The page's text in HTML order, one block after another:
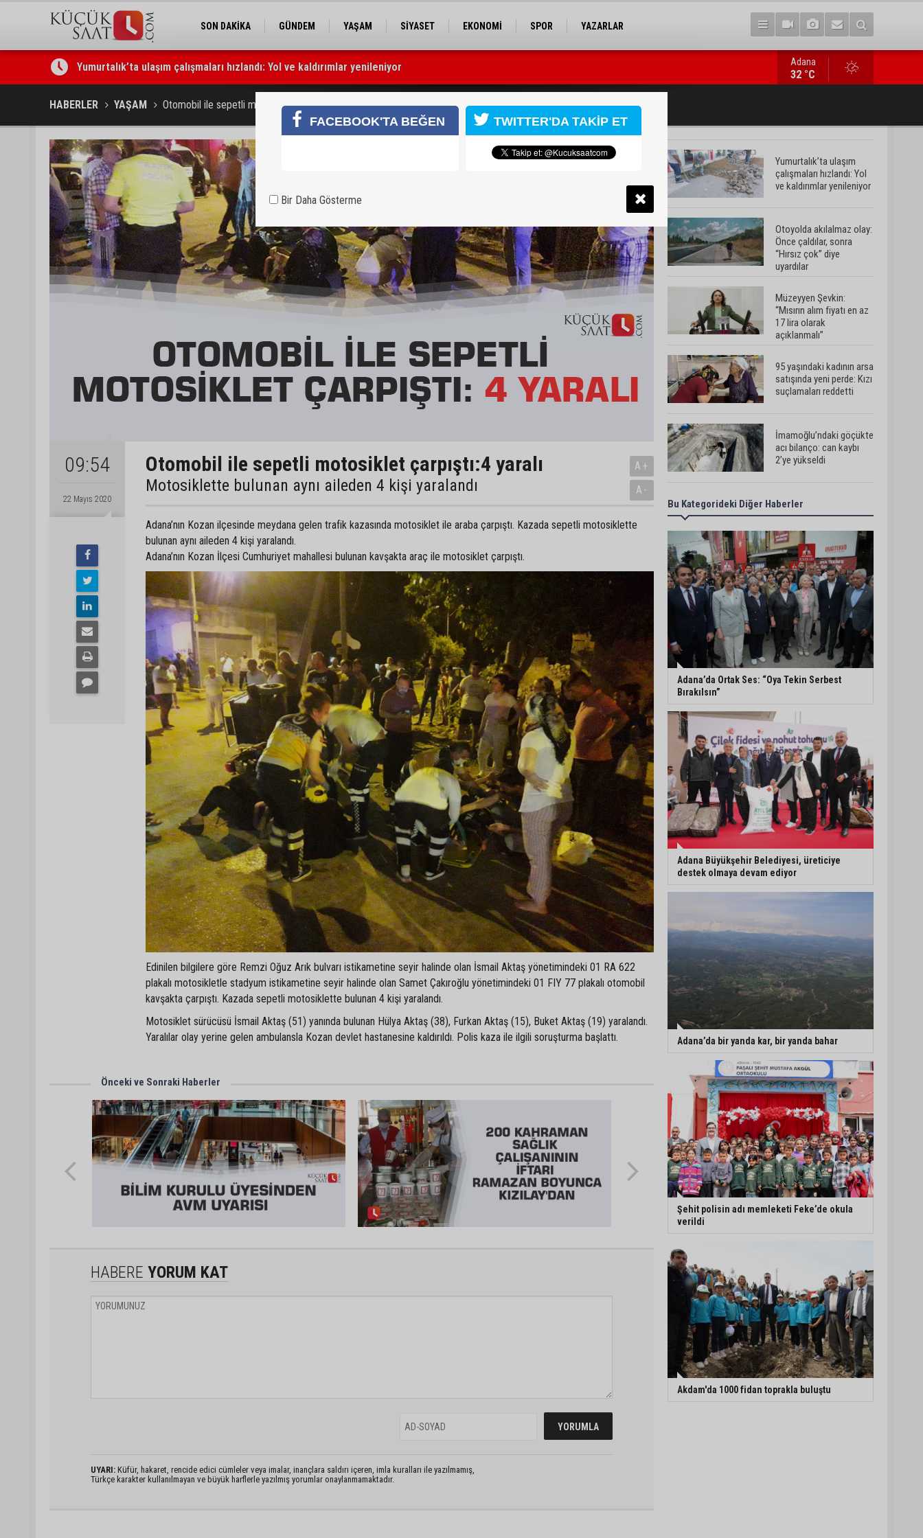
SON DAKİKA GÜNDEM YAŞAM SİYASET EKONOMİ SPOR YAZARLAR
Yumurtalık’ta ulaşım çalışmaları hızlandı: Yol ve kaldırımlar yenileniyor
Otoyolda akılalmaz olay: Önce çaldılar, sonra “Hırsız çok” diye uyardılar
Müzeyyen Şevkin: “Mısırın alım fiyatı en az 17 lira olarak
Adana
32 °C
HABERLER YAŞAM Otomobil ile sepetli motosiklet çarpıştı:4 yaralı
09:54
22 Mayıs 2020
Otomobil ile sepetli motosiklet çarpıştı:4 yaralı
Motosiklette bulunan aynı aileden 4 kişi yaralandı
A+
A-
Adana’nın Kozan ilçesinde meydana gelen trafik kazasında motosiklet ile araba çarpıştı. Kazada sepetli motosiklette
bulunan aynı aileden 4 kişi yaralandı.
Adana’nın Kozan İlçesi Cumhuriyet mahallesi bulunan kavşakta araç ile motosiklet çarpıştı.
Edinilen bilgilere göre Remzi Oğuz Arık bulvarı istikametine seyir halinde olan İsmail Aktaş yönetimindeki 01 RA 622
plakalı motosikletle stadyum istikametine seyir halinde olan Samet Çakıroğlu yönetimindeki 01 FIY 77 plakalı otomobil
kavşakta çarpıştı. Kazada sepetli motosiklette bulunan 4 kişi yaralandı.
Motosiklet sürücüsü İsmail Aktaş (51) yanında bulunan Hülya Aktaş (38), Furkan Aktaş (15), Buket Aktaş (19) yaralandı.
Yaralılar olay yerine gelen ambulansla Kozan devlet hastanesine kaldırıldı. Polis kaza ile ilgili soruşturma başlattı.
Önceki ve Sonraki Haberler
HABERE YORUM KAT
UYARI: Küfür, hakaret, rencide edici cümleler veya imalar, inançlara saldırı içeren, imla kuralları ile yazılmamış,
Türkçe karakter kullanılmayan ve büyük harflerle yazılmış yorumlar onaylanmamaktadır.
Yumurtalık’ta ulaşım
çalışmaları hızlandı: Yol
ve kaldırımlar yenileniyor
Otoyolda akılalmaz olay:
Önce çaldılar, sonra
“Hırsız çok” diye
uyardılar
Müzeyyen Şevkin:
“Mısırın alım fiyatı en az
17 lira olarak
açıklanmalı”
95 yaşındaki kadının arsa
satışında yeni perde: Kızı
suçlamaları reddetti
İmamoğlu’ndaki göçükte
acı bilanço: can kaybı
2’ye yükseldi
Feke’de motosiklet
ağaca çarptı: 1 kişi
hayatını kaybetti
AOSB’den ihracata
stratejik destek
Yeni Parti’nin Sarıçam ve
Karataş teşkilatları
oluşturuldu
Feke Belediye Başkanı
Cömert Özen, Adana
Valisi Mustafa Yavuz’u
makamında ziyaret etti
Yeni Parti Çukurova
kurucu ilçe başkanı Ümit
Arif Özsoy oldu
Bu Kategorideki Diğer Haberler
Adana’da Ortak Ses: “Oya Tekin Serbest
Bırakılsın”
Adana Büyükşehir Belediyesi, üreticiye
destek olmaya devam ediyor
Adana’da bir yanda kar, bir yanda bahar
Şehit polisin adı memleketi Feke’de okula
verildi
Akdam'da 1000 fidan toprakla buluştu
FACEBOOK'TA BEĞEN TWITTER'DA TAKİP ET
Bir Daha Gösterme